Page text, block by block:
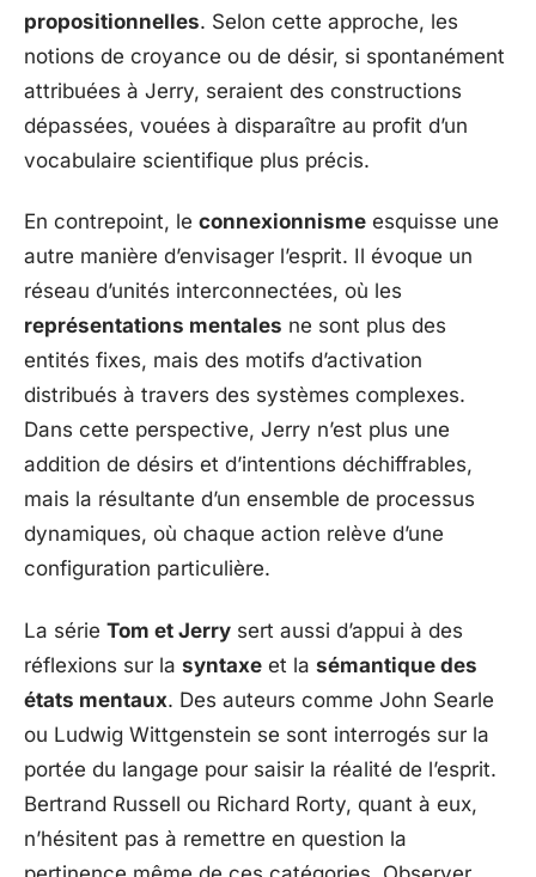
propositionnelles. Selon cette approche, les
notions de croyance ou de désir, si spontanément
attribuées à Jerry, seraient des constructions
dépassées, vouées à disparaître au profit d’un
vocabulaire scientifique plus précis.
En contrepoint, le connexionnisme esquisse une
autre manière d’envisager l’esprit. Il évoque un
réseau d’unités interconnectées, où les
représentations mentales ne sont plus des
entités fixes, mais des motifs d’activation
distribués à travers des systèmes complexes.
Dans cette perspective, Jerry n’est plus une
addition de désirs et d’intentions déchiffrables,
mais la résultante d’un ensemble de processus
dynamiques, où chaque action relève d’une
configuration particulière.
La série Tom et Jerry sert aussi d’appui à des
réflexions sur la syntaxe et la sémantique des
états mentaux. Des auteurs comme John Searle
ou Ludwig Wittgenstein se sont interrogés sur la
portée du langage pour saisir la réalité de l’esprit.
Bertrand Russell ou Richard Rorty, quant à eux,
n’hésitent pas à remettre en question la